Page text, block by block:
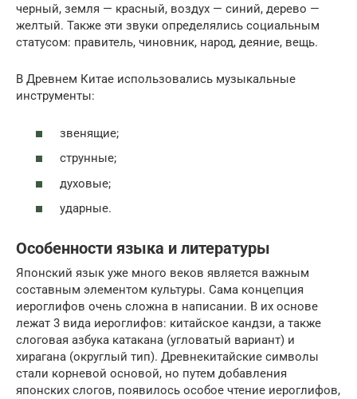
черный, земля — красный, воздух — синий, дерево —
желтый. Также эти звуки определялись социальным
статусом: правитель, чиновник, народ, деяние, вещь.
В Древнем Китае использовались музыкальные
инструменты:
звенящие;
струнные;
духовые;
ударные.
Особенности языка и литературы
Японский язык уже много веков является важным
составным элементом культуры. Сама концепция
иероглифов очень сложна в написании. В их основе
лежат 3 вида иероглифов: китайское кандзи, а также
слоговая азбука катакана (угловатый вариант) и
хирагана (округлый тип). Древнекитайские символы
стали корневой основой, но путем добавления
японских слогов, появилось особое чтение иероглифов,